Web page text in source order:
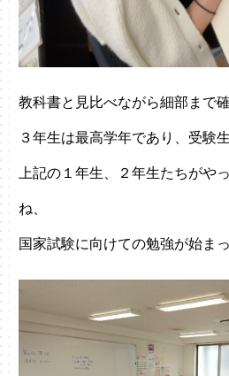
教科書と見比べながら細部まで
３年生は最高学年であり、受験生
上記の１年生、２年生たちがや
ね、
国家試験に向けての勉強が始ま